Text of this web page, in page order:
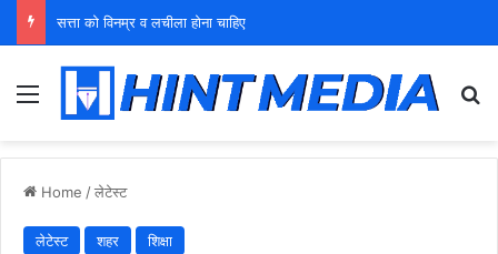
युवा शक्ति को पहचाने बूढ़ा नेतृत्व
Menu
Home /लेटेस्ट
लेटेस्ट शहर शिक्षा